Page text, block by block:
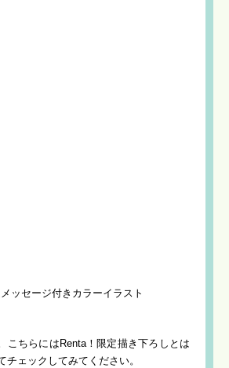
ッセージ付きカラーイラスト
こちらにはRenta！限定描き下ろしとは
ェックしてみてください。